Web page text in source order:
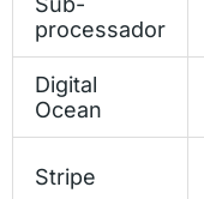
processador
Digital
Ocean
Stripe